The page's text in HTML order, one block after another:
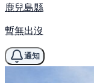
鹿兒島縣
暫無出沒
通知